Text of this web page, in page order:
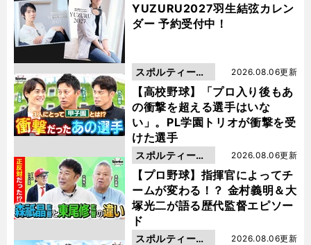
YUZURU2027羽生結弦カレン
ダー 予約受付中！
【高校野球】「プロ入り後もあ
の衝撃を超える選手はいな
い」。PL学園トリオが衝撃を受
けた選手
2026.08.06更新
スポルティーバ
動画
【プロ野球】指揮官によってチ
ームが変わる！？ 金村義明＆大
塚光二が語る歴代監督エピソー
ド
2026.08.06更新
スポルティーバ
動画
2026.08.06更新
スポルティーバ